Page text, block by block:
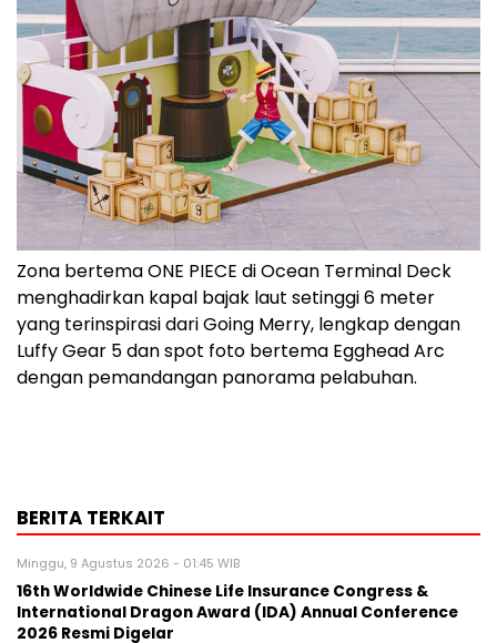
Zona bertema ONE PIECE di Ocean Terminal Deck
menghadirkan kapal bajak laut setinggi 6 meter
yang terinspirasi dari Going Merry, lengkap dengan
Luffy Gear 5 dan spot foto bertema Egghead Arc
dengan pemandangan panorama pelabuhan.
BERITA TERKAIT
Minggu, 9 Agustus 2026 - 01:45 WIB
16th Worldwide Chinese Life Insurance Congress &
International Dragon Award (IDA) Annual Conference
2026 Resmi Digelar